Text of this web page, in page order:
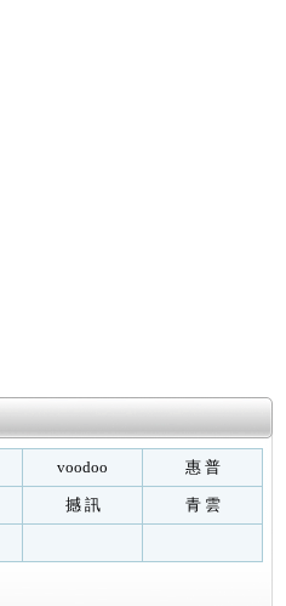
voodoo 惠 普
撼 訊 青 雲